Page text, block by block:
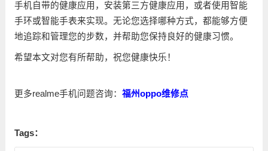
手机自带的健康应用，安装第三方健康应用，或者使用智能
手环或智能手表来实现。无论您选择哪种方式，都能够方便
地追踪和管理您的步数，并帮助您保持良好的健康习惯。
希望本文对您有所帮助，祝您健康快乐！
更多realme手机问题咨询： 福州oppo维修点
Tags：